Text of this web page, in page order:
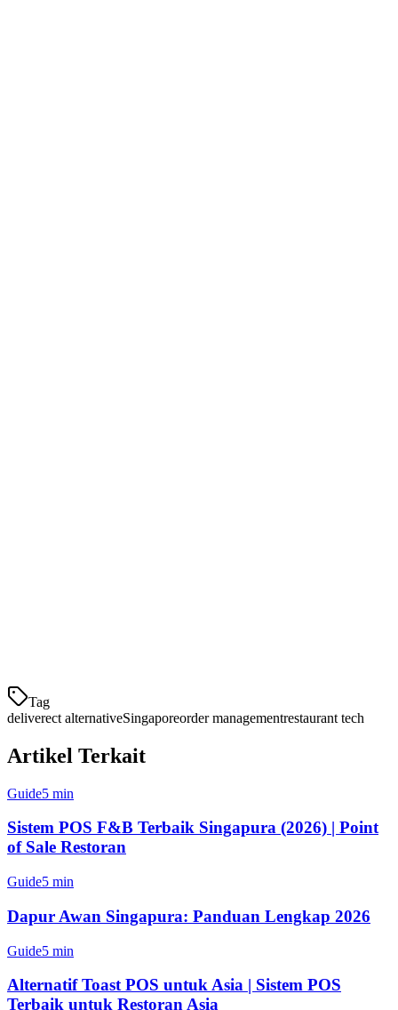
Tag
deliverect alternativeSingaporeorder managementrestaurant tech
Artikel Terkait
Guide5 min
Sistem POS F&B Terbaik Singapura (2026) | Point
of Sale Restoran
Guide5 min
Dapur Awan Singapura: Panduan Lengkap 2026
Guide5 min
Alternatif Toast POS untuk Asia | Sistem POS
Terbaik untuk Restoran Asia